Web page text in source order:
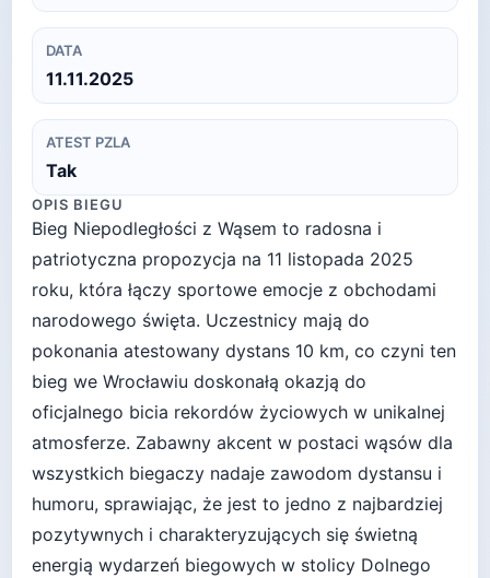
DATA
11.11.2025
ATEST PZLA
Tak
OPIS BIEGU
Bieg Niepodległości z Wąsem to radosna i
patriotyczna propozycja na 11 listopada 2025
roku, która łączy sportowe emocje z obchodami
narodowego święta. Uczestnicy mają do
pokonania atestowany dystans 10 km, co czyni ten
bieg we Wrocławiu doskonałą okazją do
oficjalnego bicia rekordów życiowych w unikalnej
atmosferze. Zabawny akcent w postaci wąsów dla
wszystkich biegaczy nadaje zawodom dystansu i
humoru, sprawiając, że jest to jedno z najbardziej
pozytywnych i charakteryzujących się świetną
energią wydarzeń biegowych w stolicy Dolnego